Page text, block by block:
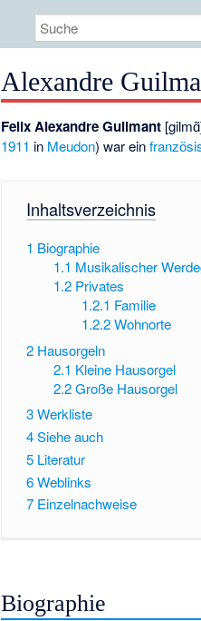
Alexandre
Felix Alexandre Guilmant
1911 in Meudon) war ein
Inhaltsverzeichnis
1 Biographie
1.1 Musikalischer
1.2 Privates
1.2.1 Familie
1.2.2 Wohnorte
2 Hausorgeln
2.1 Kleine Hausorgel
2.2 Große Hausorgel
3Werkliste
4Siehe auch
5 Literatur
6Weblinks
7 Einzelnachweise
Biographie